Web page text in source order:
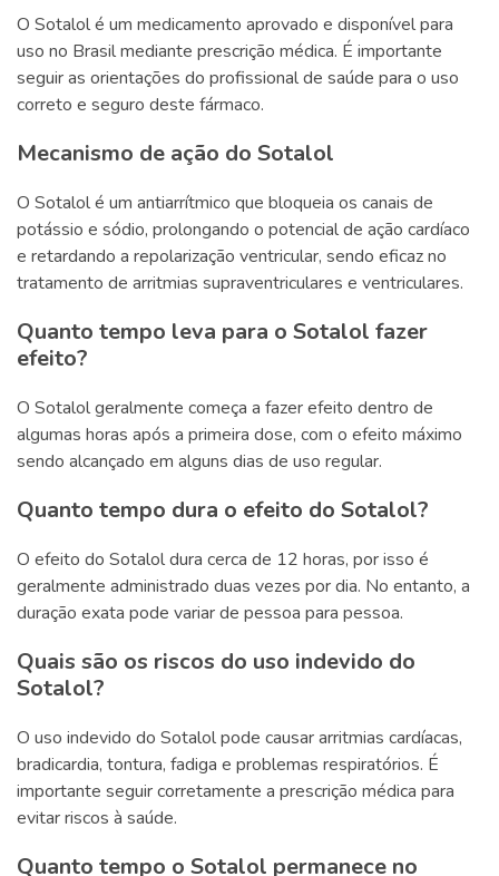
O Sotalol é um medicamento aprovado e disponível para
uso no Brasil mediante prescrição médica. É importante
seguir as orientações do profissional de saúde para o uso
correto e seguro deste fármaco.
Mecanismo de ação do Sotalol
O Sotalol é um antiarrítmico que bloqueia os canais de
potássio e sódio, prolongando o potencial de ação cardíaco
e retardando a repolarização ventricular, sendo eficaz no
tratamento de arritmias supraventriculares e ventriculares.
Quanto tempo leva para o Sotalol fazer
efeito?
O Sotalol geralmente começa a fazer efeito dentro de
algumas horas após a primeira dose, com o efeito máximo
sendo alcançado em alguns dias de uso regular.
Quanto tempo dura o efeito do Sotalol?
O efeito do Sotalol dura cerca de 12 horas, por isso é
geralmente administrado duas vezes por dia. No entanto, a
duração exata pode variar de pessoa para pessoa.
Quais são os riscos do uso indevido do
Sotalol?
O uso indevido do Sotalol pode causar arritmias cardíacas,
bradicardia, tontura, fadiga e problemas respiratórios. É
importante seguir corretamente a prescrição médica para
evitar riscos à saúde.
Quanto tempo o Sotalol permanece no